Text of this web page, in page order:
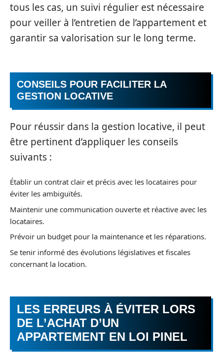
tous les cas, un suivi régulier est nécessaire
pour veiller à l’entretien de l’appartement et
garantir sa valorisation sur le long terme.
CONSEILS POUR FACILITER LA
GESTION LOCATIVE
Pour réussir dans la gestion locative, il peut
être pertinent d’appliquer les conseils
suivants :
Établir un contrat clair et précis avec les locataires pour
éviter les ambiguïtés.
Maintenir une communication ouverte et réactive avec les
locataires.
Prévoir un budget pour la maintenance et les réparations.
Se tenir informé des évolutions législatives et fiscales
concernant la location.
LES ERREURS À ÉVITER LORS
DE L’ACHAT D’UN
APPARTEMENT EN LOI PINEL